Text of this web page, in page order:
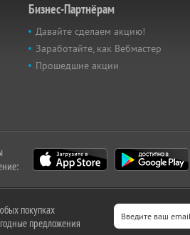
Бизнес-Партнёрам
Давайте сделаем акцию!
Заработайте, как Вебмастер
Прошедшие акции
покупках
предложения